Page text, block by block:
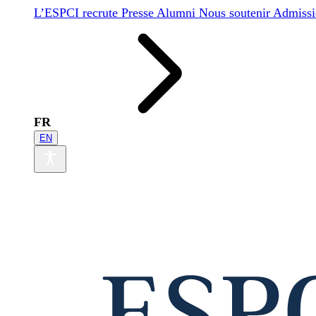
L’ESPCI recrute Presse Alumni Nous soutenir
FR
EN